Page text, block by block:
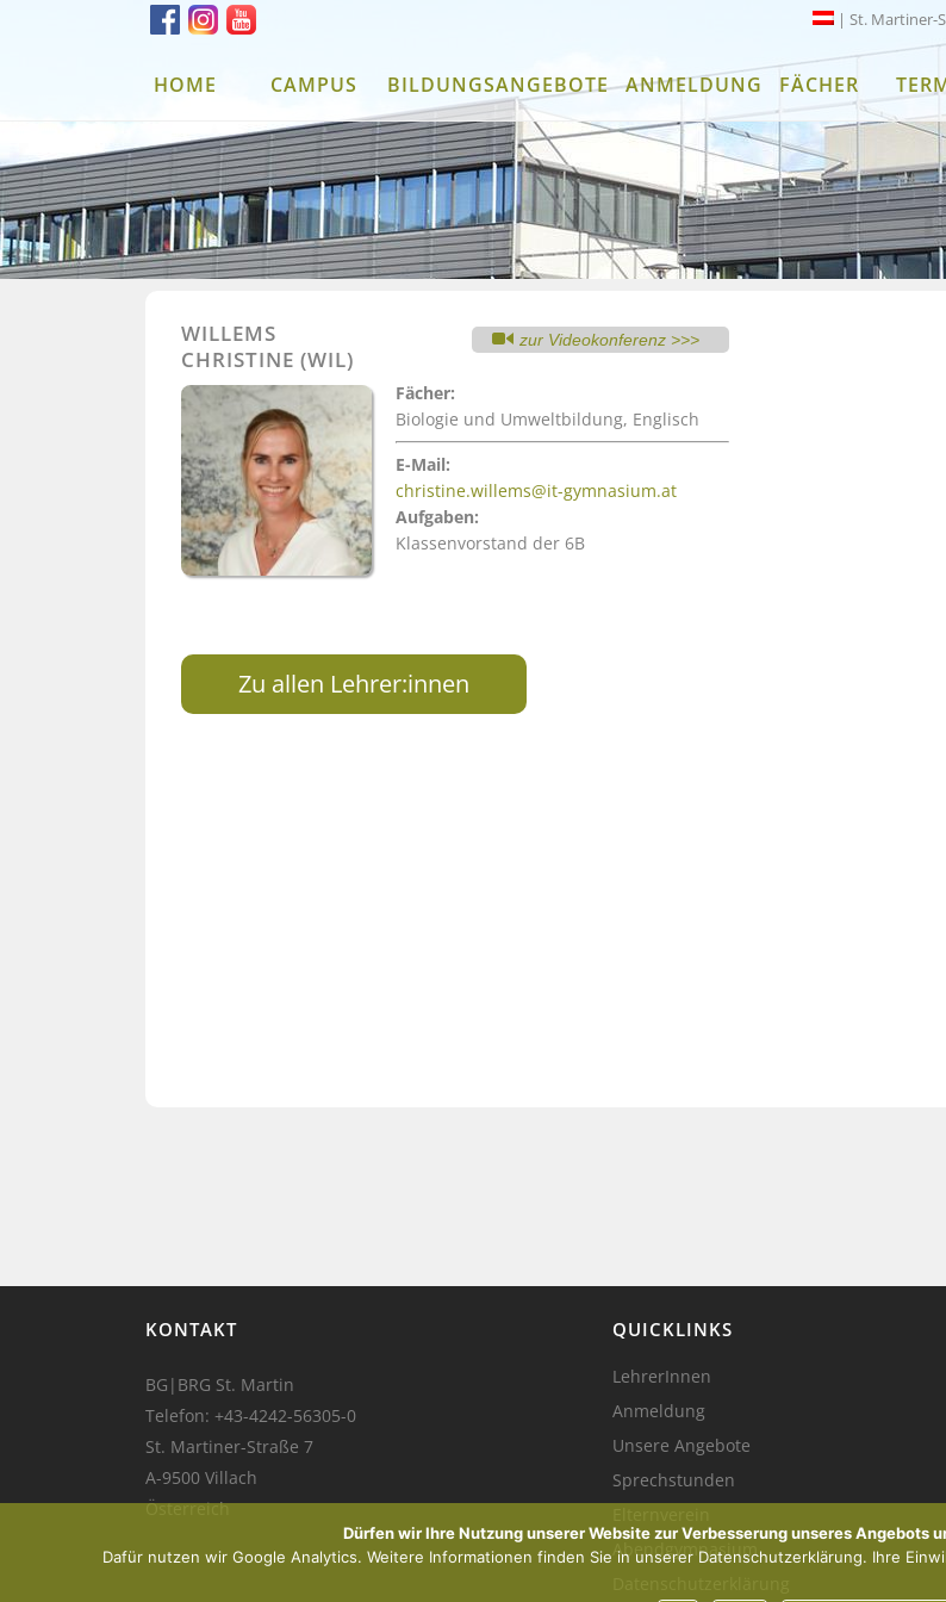
| St. Martiner-
HOME CAMPUS BILDUNGSANGEBOTE ANMELDUNG FÄCHER
WILLEMS
CHRISTINE (WIL)
zur Videokonferenz >>>
Fächer:
Biologie und Umweltbildung, Englisch
E-Mail:
christine.willems@it-gymnasium.at
Aufgaben:
Klassenvorstand der 6B
Zu allen Lehrer:innen
KONTAKT
BG|BRG St. Martin
Telefon: +43-4242-56305-0
St. Martiner-Straße 7
A-9500 Villach
Österreich
QUICKLINKS
LehrerInnen
Anmeldung
Unsere Angebote
Sprechstunden
Abendgymnasium
Dürfen wir Ihre Nutzung unserer Website zur Verbesserung unseres Angebots
Dafür nutzen wir Google Analytics. Weitere Informationen finden Sie in unserer Datenschutzerklärung. Ihre